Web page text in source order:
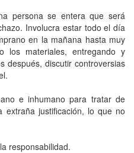
persona se entera que será
Involucra estar todo el día
en la mañana hasta muy
los materiales, entregando y
después, discutir controversias
e inhumano para tratar de
extraña justificación, lo que no
responsabilidad.